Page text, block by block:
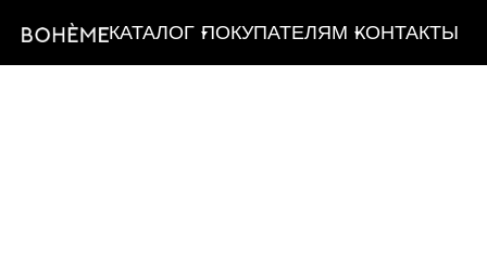
КАТАЛОГ ПОКУПАТЕЛЯМ КОНТАКТЫ